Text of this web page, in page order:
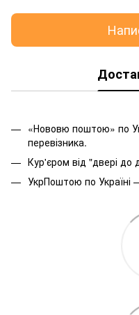
«Нововю поштою» по
перевізника.
Кур'єром від "двері до
УкрПоштою по Україні